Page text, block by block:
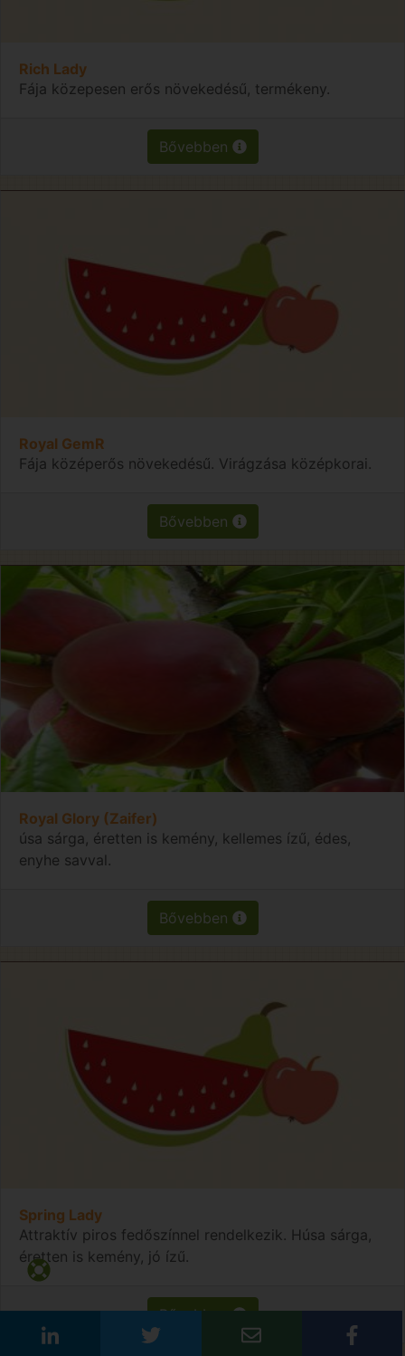
Rich Lady
Fája közepesen erős növekedésű, termékeny.
Bővebben
Royal GemR
Fája középerős növekedésű. Virágzása középkorai.
Bővebben
Royal Glory (Zaifer)
úsa sárga, éretten is kemény, kellemes ízű, édes,
enyhe savval.
Bővebben
Spring Lady
Attraktív piros fedőszínnel rendelkezik. Húsa sárga,
éretten is kemény, jó ízű.
Bővebben